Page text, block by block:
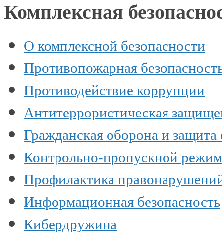
Комплексная
О комплексной безопасности
Противопожарная
Противодействие коррупции
Антитеррористическая
Гражданская оборона и
Контрольно-пропускной режим
Профилактика
Информационная безопасность
Кибердружина